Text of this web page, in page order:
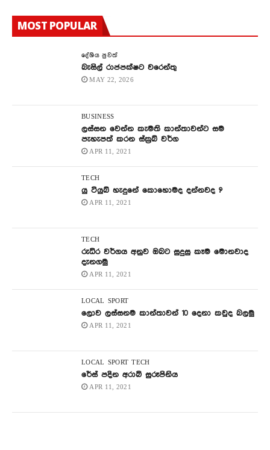
MOST POPULAR
දේශිය පුවත්
බැසිල් රාජපක්ෂට වරෙන්තු
MAY 22, 2026
BUSINESS
ලස්සන වෙන්න කැමති කාන්තාවන්ට සම
පැහැපත් කරන ස්ක්‍රබ් වර්ග
APR 11, 2021
TECH
යු ටියුබ් හැදුනේ කොහොමද දන්නවද ?
APR 11, 2021
TECH
රුධිර වර්ගය අනුව ඔබට සුදුසු කෑම මොනවාද
දැනගමු
APR 11, 2021
LOCAL SPORT
ලොව ලස්සනම කාන්තාවන් 10 දෙනා කවුද බලමු
APR 11, 2021
LOCAL SPORT TECH
රේස් පදින අරාබි සුරූපිනිය
APR 11, 2021